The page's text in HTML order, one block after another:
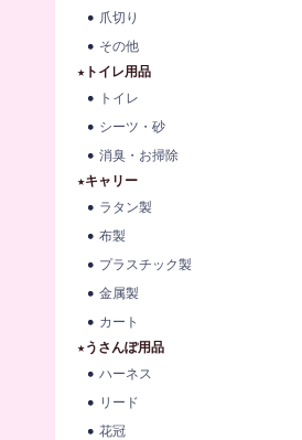
爪切り
その他
★トイレ用品
トイレ
シーツ・砂
消臭・お掃除
★キャリー
ラタン製
布製
プラスチック製
金属製
カート
★うさんぽ用品
ハーネス
リード
花冠